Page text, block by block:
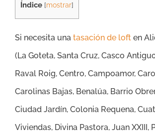
Índice [mostrar]
Si necesita una tasación de loft en
(La Goteta, Santa Cruz, Casco
Raval Roig, Centro, Campoamor,
Carolinas Bajas, Benalúa, Barrio
Ciudad Jardín, Colonia Requena,
Viviendas, Divina Pastora, Juan XXIII,